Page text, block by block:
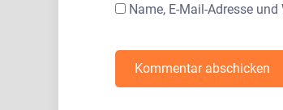
Name, E-Mail-Adresse